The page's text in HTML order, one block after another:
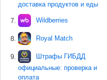
доставка продуктов и еды
Wildberries
Royal Match
Штрафы ГИБДД
официальные: проверка и
оплата